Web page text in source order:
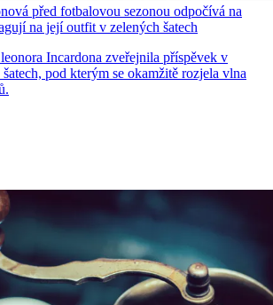
před fotbalovou sezonou odpočívá na
na její outfit v zelených šatech
Incardona zveřejnila příspěvek v
pod kterým se okamžitě rozjela vlna